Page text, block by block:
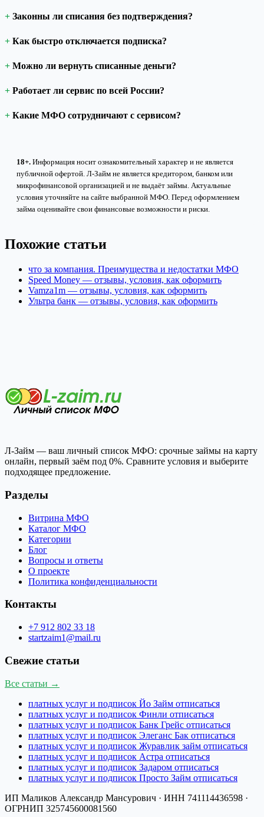
Законны ли списания без подтверждения?
Как быстро отключается подписка?
Можно ли вернуть списанные деньги?
Работает ли сервис по всей России?
Какие МФО сотрудничают с сервисом?
18+. Информация носит ознакомительный характер и не является
публичной офертой. Л-Займ не является кредитором, банком или
микрофинансовой организацией и не выдаёт займы. Актуальные
условия уточняйте на сайте выбранной МФО. Перед оформлением
займа оценивайте свои финансовые возможности и риски.
Похожие статьи
что за компания. Преимущества и недостатки МФО
Speed Money — отзывы, условия, как оформить
Vamza1m — отзывы, условия, как оформить
Ультра банк — отзывы, условия, как оформить
Л-Займ — ваш личный список МФО: срочные займы на карту
онлайн, первый заём под 0%. Сравните условия и выберите
подходящее предложение.
Разделы
Витрина МФО
Каталог МФО
Категории
Блог
Вопросы и ответы
О проекте
Политика конфиденциальности
Контакты
+7 912 802 33 18
startzaim1@mail.ru
Свежие статьи
Все статьи →
платных услуг и подписок Йо Займ отписаться
платных услуг и подписок Финли отписаться
платных услуг и подписок Банк Грейс отписаться
платных услуг и подписок Элеганс Бак отписаться
платных услуг и подписок Журавлик займ отписаться
платных услуг и подписок Астра отписаться
платных услуг и подписок Задаром отписаться
платных услуг и подписок Просто Займ отписаться
ИП Маликов Александр Мансурович · ИНН 741114436598 ·
ОГРНИП 325745600081560